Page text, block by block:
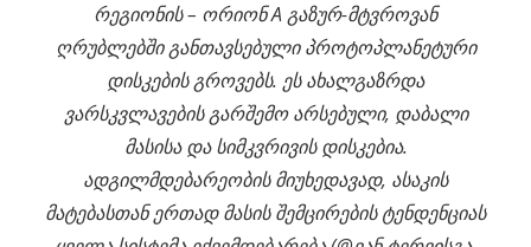
რეგიონის – ორიონ A გაზურ-მტვროვან
ღრუბლებში განთავსებული პროტოპლანეტური
დისკების გროვებს. ეს ახალგაზრდა
ვარსკვლავების გარშემო არსებული, დაბალი
მასისა და სიმკვრივის დისკებია.
ადგილმდებარეობის მიუხედავად, ასაკის
მატებასთან ერთად მასის შემცირების ტენდენციას